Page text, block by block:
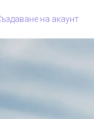
на акаунт